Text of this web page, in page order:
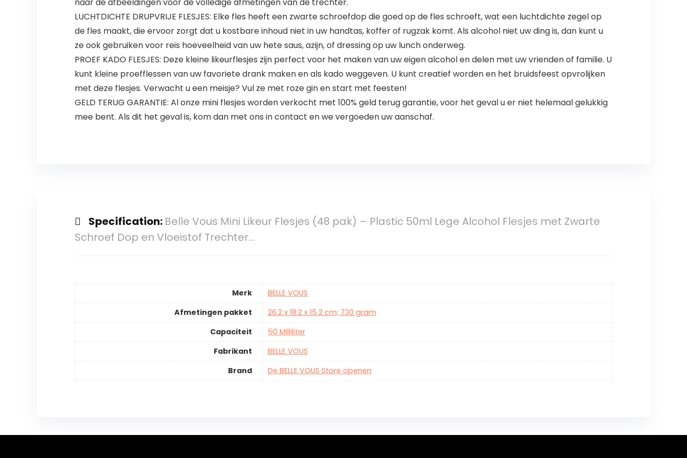
LUCHTDICHTE DRUPVRIJE FLESJES: Elke fles heeft een zwarte schroefdop die goed op de fles schroeft, wat een luchtdichte zegel op
de fles maakt, die ervoor zorgt dat u kostbare inhoud niet in uw handtas, koffer of rugzak komt. Als alcohol niet uw ding is, dan kunt u
ze ook gebruiken voor reis hoeveelheid van uw hete saus, azijn, of dressing op uw lunch onderweg.
PROEF KADO FLESJES: Deze kleine likeurflesjes zijn perfect voor het maken van uw eigen alcohol en delen met uw vrienden of familie. U
kunt kleine proefflessen van uw favoriete drank maken en als kado weggeven. U kunt creatief worden en het bruidsfeest opvrolijken
met deze flesjes. Verwacht u een meisje? Vul ze met roze gin en start met feesten!
GELD TERUG GARANTIE: Al onze mini flesjes worden verkocht met 100% geld terug garantie, voor het geval u er niet helemaal gelukkig
mee bent. Als dit het geval is, kom dan met ons in contact en we vergoeden uw aanschaf.
Specification: Belle Vous Mini Likeur Flesjes (48 pak) – Plastic 50ml Lege Alcohol Flesjes met Zwarte
Schroef Dop en Vloeistof Trechter…
Merk
BELLE VOUS
Afmetingen pakket
26.2 x 18.2 x 15.2 cm; 730 gram
Capaciteit
50 Milliliter
Fabrikant
BELLE VOUS
Brand
De BELLE VOUS Store openen